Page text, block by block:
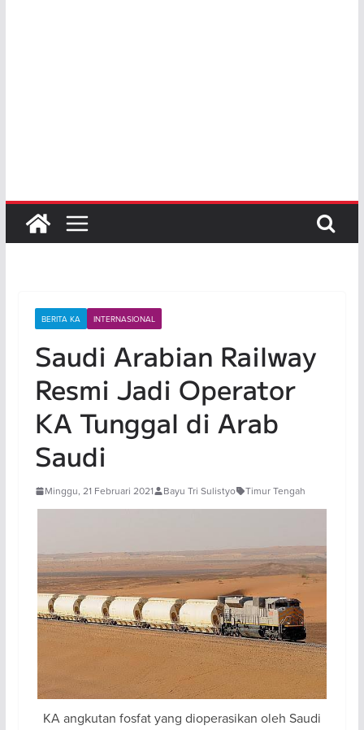
BERITA KA INTERNASIONAL
Saudi Arabian Railway
Resmi Jadi Operator
KA Tunggal di Arab
Saudi
Minggu, 21 Februari 2021 Bayu Tri Sulistyo Timur Tengah
KA angkutan fosfat yang dioperasikan oleh Saudi